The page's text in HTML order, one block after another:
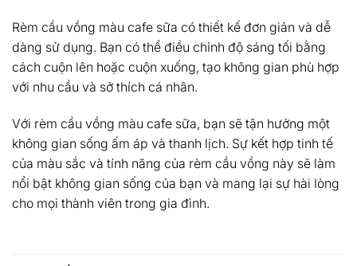
Rèm cầu vồng màu cafe sữa có thiết kế đơn giản và dễ
dàng sử dụng. Bạn có thể điều chỉnh độ sáng tối bằng
cách cuộn lên hoặc cuộn xuống, tạo không gian phù hợp
với nhu cầu và sở thích cá nhân.
Với rèm cầu vồng màu cafe sữa, bạn sẽ tận hưởng một
không gian sống ấm áp và thanh lịch. Sự kết hợp tinh tế
của màu sắc và tính năng của rèm cầu vồng này sẽ làm
nổi bật không gian sống của bạn và mang lại sự hài lòng
cho mọi thành viên trong gia đình.